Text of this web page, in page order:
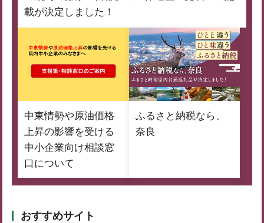
載が決定しました！
中東情勢や原油価格
上昇の影響を受ける
中小企業向け相談窓
口について
ふるさと納税なら、
奈良
おすすめサイト